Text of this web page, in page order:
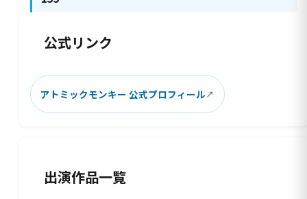
公式リンク
アトミックモンキー 公式プロフィール
出演作品一覧